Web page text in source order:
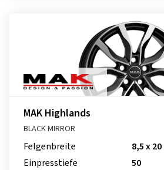
MAK Highlands
BLACK MIRROR
Felgenbreite
8,5 x 20
Einpresstiefe
50